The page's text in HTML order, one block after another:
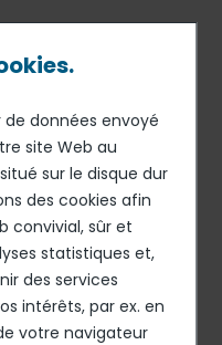
DE RACHATS
actions
13 au 19
données envoyé
site Web au
sur le disque dur
des cookies afin
convivial, sûr et
statistiques et,
des services
intérêts, par ex. en
votre navigateur